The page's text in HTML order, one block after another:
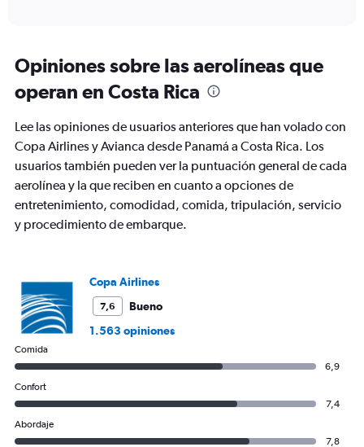
Todos
los
horarios
son
salida.
Range:
7
categories.
chart
has
values.
Range:
0
to
2400.
Opiniones sobre las aerolíneas que
operan en Costa Rica
Lee las opiniones de usuarios anteriores que han volado con
Copa Airlines y Avianca desde Panamá a Costa Rica. Los
usuarios también pueden ver la puntuación general de cada
aerolínea y la que reciben en cuanto a opciones de
entretenimiento, comodidad, comida, tripulación, servicio
y procedimiento de embarque.
Copa Airlines
7,6
Bueno
1.563 opiniones
Comida
6,9
Confort
7,4
Abordaje
7,8